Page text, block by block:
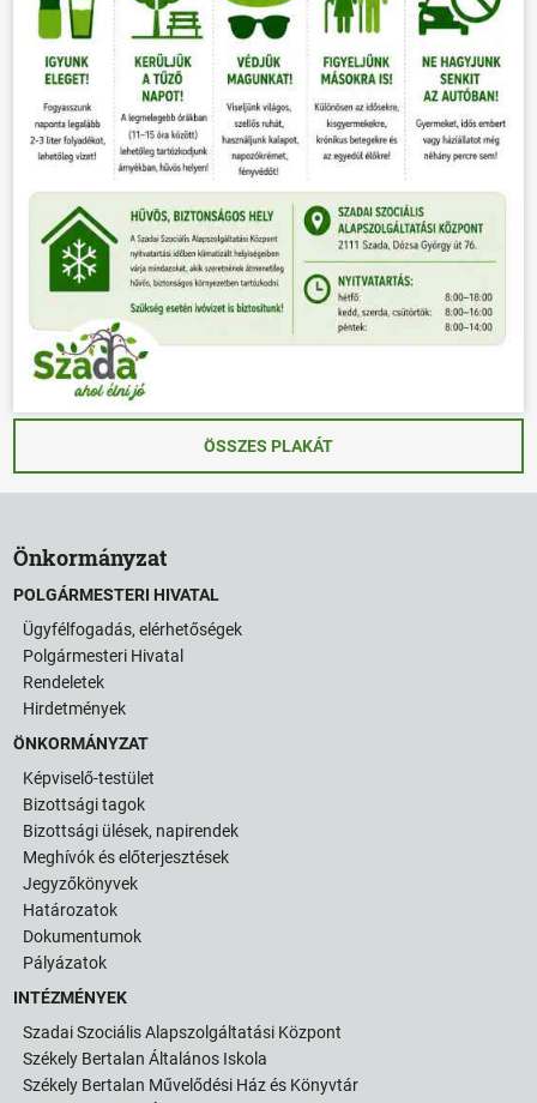
ÖSSZES PLAKÁT
Önkormányzat
POLGÁRMESTERI HIVATAL
Ügyfélfogadás, elérhetőségek
Polgármesteri Hivatal
Rendeletek
Hirdetmények
ÖNKORMÁNYZAT
Képviselő-testület
Bizottsági tagok
Bizottsági ülések, napirendek
Meghívók és előterjesztések
Jegyzőkönyvek
Határozatok
Dokumentumok
Pályázatok
INTÉZMÉNYEK
Szadai Szociális Alapszolgáltatási Központ
Székely Bertalan Általános Iskola
Székely Bertalan Művelődési Ház és Könyvtár